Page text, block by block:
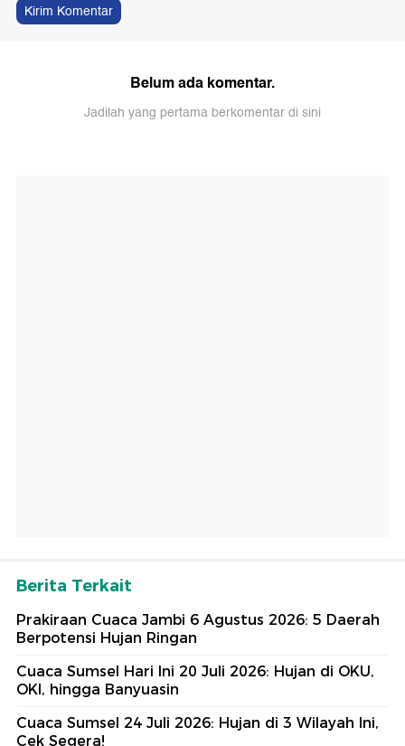
Kirim Komentar
Belum ada komentar.
Jadilah yang pertama berkomentar di sini
Berita Terkait
Prakiraan Cuaca Jambi 6 Agustus 2026: 5 Daerah
Berpotensi Hujan Ringan
Cuaca Sumsel Hari Ini 20 Juli 2026: Hujan di OKU,
OKI, hingga Banyuasin
Cuaca Sumsel 24 Juli 2026: Hujan di 3 Wilayah Ini,
Cek Segera!